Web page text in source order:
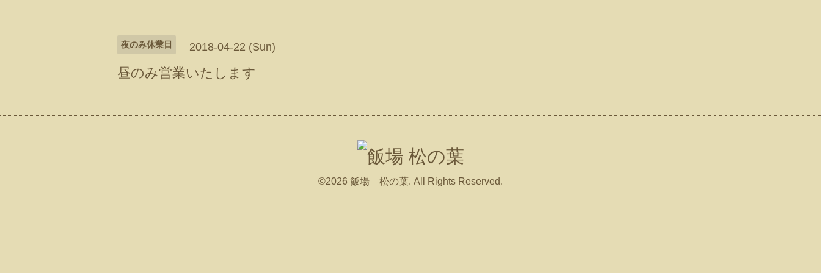
夜のみ休業日 2018-04-22 (Sun)
昼のみ営業いたします
©2026 飯場 松の葉. All Rights Reserved.